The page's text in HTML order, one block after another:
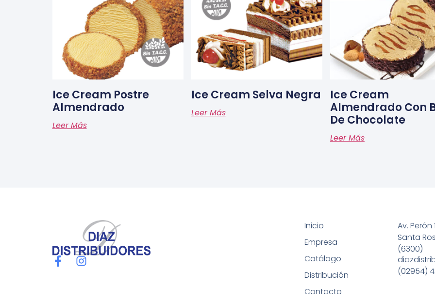
Ice Cream Postre
Almendrado
Leer Más
Ice Cream Selva Negra
Leer Más
Ice Cream
Almendrado Con
De Chocolate
Leer Más
Inicio
Empresa
Catálogo
Distribución
Contacto
Av. Perón
Santa
(6300)
(02954)